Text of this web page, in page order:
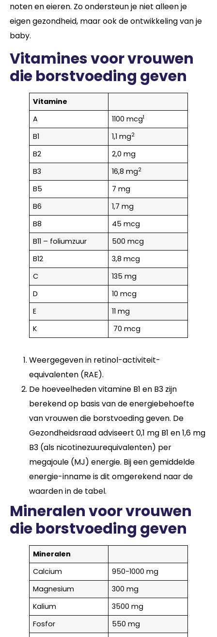
noten en eieren. Zo ondersteun je niet alleen je
eigen gezondheid, maar ook de ontwikkeling van je
baby.
Vitamines voor vrouwen
die borstvoeding geven
Vitamine
A
1100 mcg1
B1 1,1 mg2
B2
2,0 mg
B3
16,8 mg2
B5
7 mg
B6
1,7 mg
B8
45 mcg
B11 – foliumzuur
500 mcg
B12
3,8 mcg
C
135 mg
D
10 mcg
E
11 mg
K
70 mcg
Weergegeven in retinol-activiteit-
equivalenten (RAE).
De hoeveelheden vitamine B1 en B3 zijn
berekend op basis van de energiebehoefte
van vrouwen die borstvoeding geven. De
Gezondheidsraad adviseert 0,1 mg B1 en 1,6 mg
B3 (als nicotinezuurequivalenten) per
megajoule (MJ) energie. Bij een gemiddelde
energie-inname is dit omgerekend naar de
waarden in de tabel.
Mineralen voor vrouwen
die borstvoeding geven
Mineralen
Calcium
950-1000 mg
Magnesium
300 mg
Kalium
3500 mg
Fosfor
550 mg